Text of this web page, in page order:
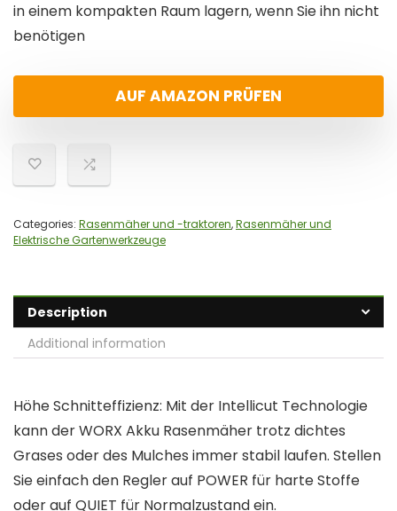
in einem kompakten Raum lagern, wenn Sie ihn nicht
benötigen
AUF AMAZON PRÜFEN
Categories: Rasenmäher und -traktoren,Rasenmäher und
Elektrische Gartenwerkzeuge
Description
Additional information
Höhe Schnitteffizienz: Mit der Intellicut Technologie
kann der WORX Akku Rasenmäher trotz dichtes
Grases oder des Mulches immer stabil laufen. Stellen
Sie einfach den Regler auf POWER für harte Stoffe
oder auf QUIET für Normalzustand ein.